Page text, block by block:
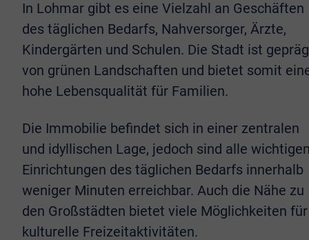
In Lohmar gibt es eine Vielzahl an Geschäften
des täglichen Bedarfs, Nahversorger, Ärzte,
Kindergärten und Schulen. Die Stadt ist
von grünen Landschaften und bietet somit
hohe Lebensqualität für Familien.
Die Immobilie befindet sich in einer zentralen
und idyllischen Lage, jedoch sind alle
Einrichtungen des täglichen Bedarfs innerhalb
weniger Minuten erreichbar. Auch die Nähe zu
den Großstädten bietet viele Möglichkeiten für
kulturelle Freizeitaktivitäten.